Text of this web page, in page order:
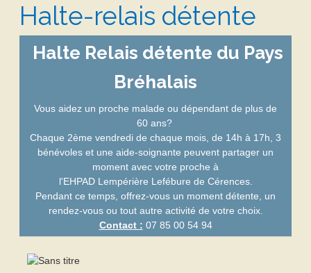
Halte-relais détente
Halte Relais détente du Pays
Bréhalais
Vous aidez un proche malade ou dépendant de plus de
60 ans?
Chaque 2ème vendredi de chaque mois, de 14h à 17h, 3
bénévoles et une aide-soignante peuvent partager un
moment avec votre proche à
l'EHPAD Lempérière Lefébure de Cérences.
Pendant ce temps, offrez-vous un moment détente, un
rendez-vous ou tout autre activité de votre choix.
Contact : 07 85 00 54 94